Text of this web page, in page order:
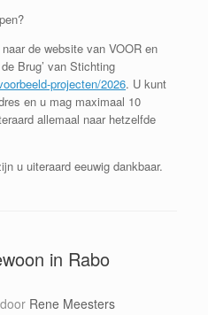
de website van VOOR en
Brug’ van Stichting
projecten/2026. U kunt
en u mag maximaal 10
allemaal naar hetzelfde
u uiteraard eeuwig dankbaar.
in Rabo
door Rene Meesters